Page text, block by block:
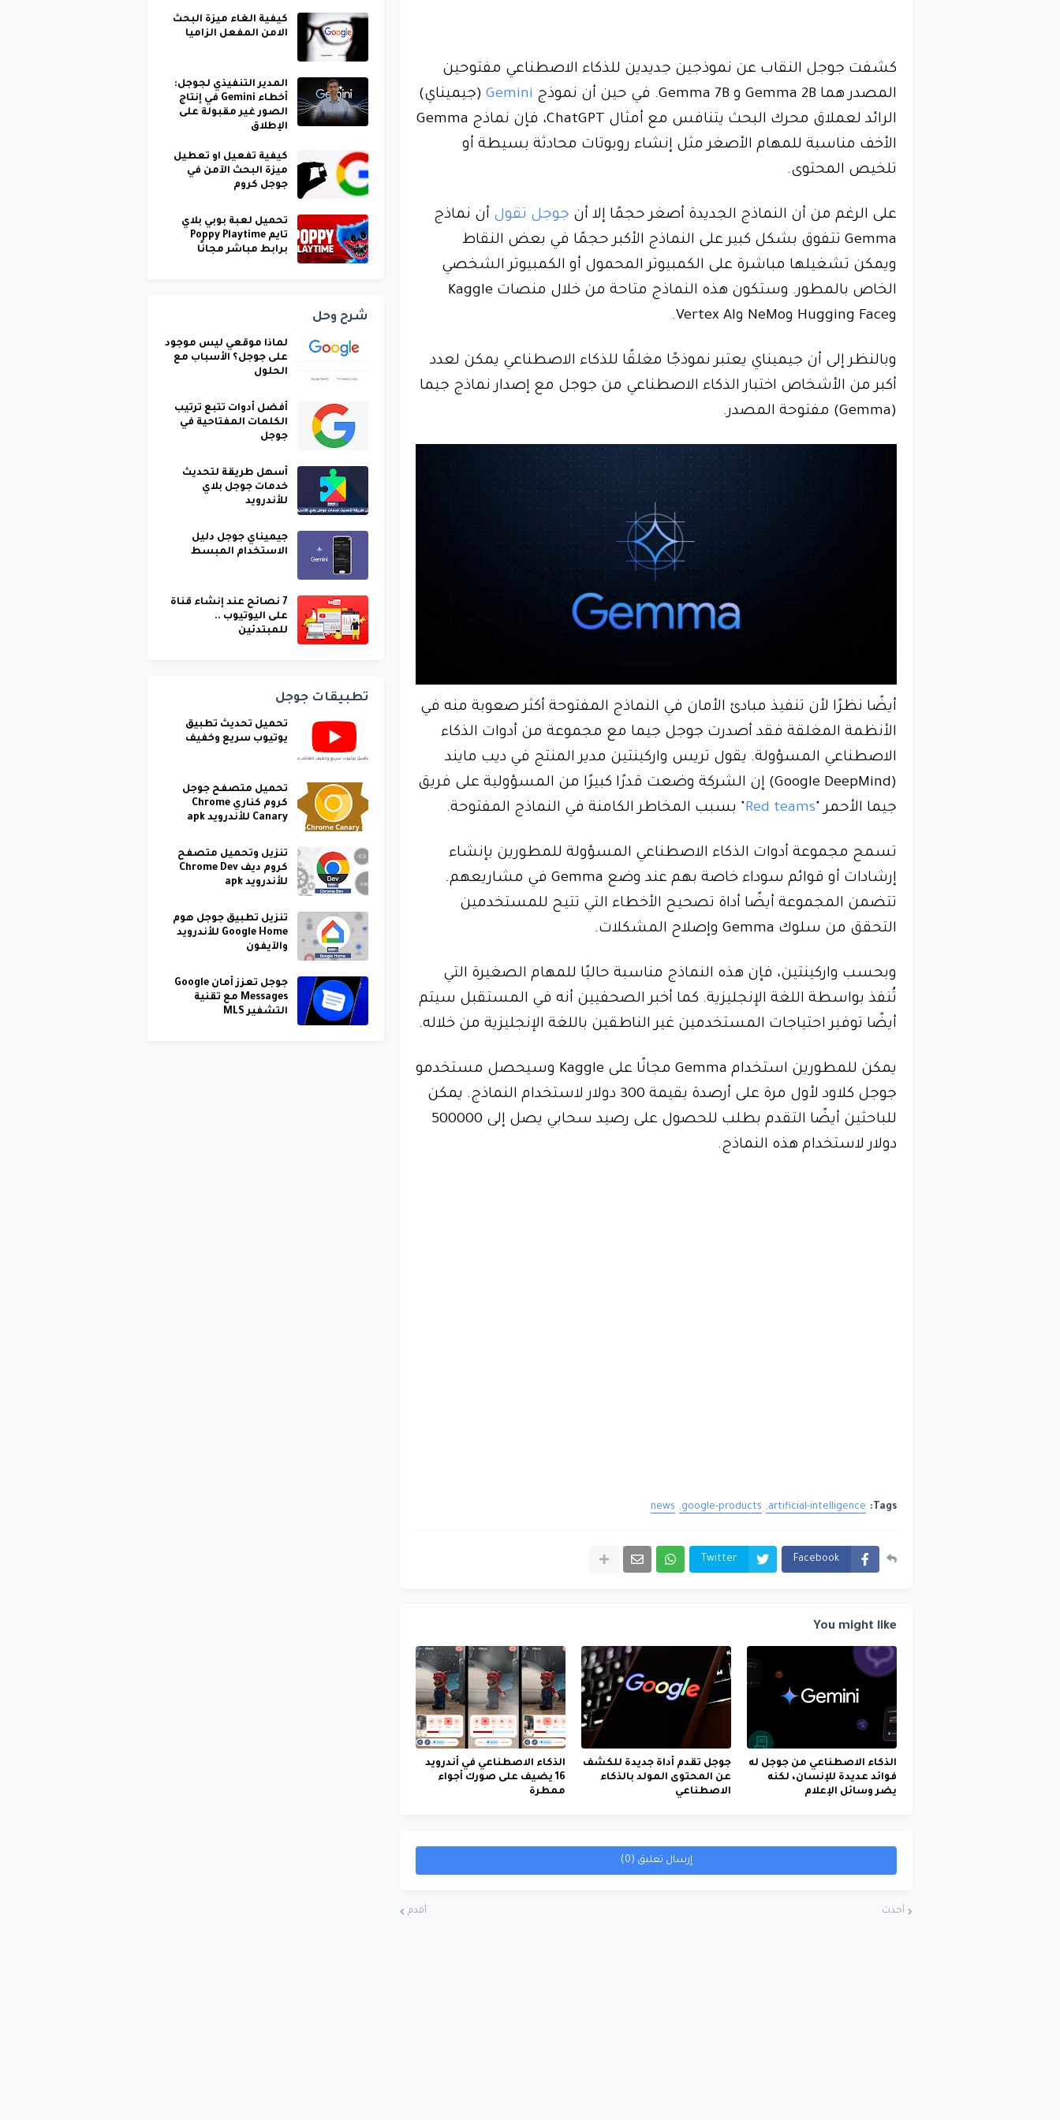
كشفت جوجل النقاب عن نموذجين جديدين للذكاء الاصطناعي مفتوحين
المصدر هما Gemma 2B و Gemma 7B. في حين أن نموذج
Gemini (جيميناي)
الرائد لعملاق محرك البحث يتنافس مع أمثال ChatGPT، فإن نماذج Gemma
الأخف مناسبة للمهام الأصغر مثل إنشاء روبوتات محادثة بسيطة أو
تلخيص المحتوى.
على الرغم من أن النماذج الجديدة أصغر حجمًا إلا أن جوجل تقول أن نماذج
Gemma تتفوق بشكل كبير على النماذج الأكبر حجمًا في بعض النقاط
ويمكن تشغيلها مباشرة على الكمبيوتر المحمول أو الكمبيوتر الشخصي
الخاص بالمطور. وستكون هذه النماذج متاحة من خلال منصات Kaggle
وHugging Face وNeMo وVertex AI.
وبالنظر إلى أن جيميناي يعتبر نموذجًا مغلقًا للذكاء الاصطناعي يمكن لعدد
أكبر من الأشخاص اختبار الذكاء الاصطناعي من جوجل مع إصدار نماذج جيما
(Gemma) مفتوحة المصدر.
أيضًا نظرًا لأن تنفيذ مبادئ الأمان في النماذج المفتوحة أكثر صعوبة منه في
الأنظمة المغلقة فقد أصدرت جوجل جيما مع مجموعة من أدوات الذكاء
الاصطناعي المسؤولة. يقول تريس واركينتين مدير المنتج في ديب مايند
(Google DeepMind) إن الشركة وضعت قدرًا كبيرًا من المسؤولية على فريق
جيما الأحمر "Red teams" بسبب المخاطر الكامنة في النماذج المفتوحة.
تسمح مجموعة أدوات الذكاء الاصطناعي المسؤولة للمطورين بإنشاء
إرشادات أو قوائم سوداء خاصة بهم عند وضع Gemma في مشاريعهم.
تتضمن المجموعة أيضًا أداة تصحيح الأخطاء التي تتيح للمستخدمين
التحقق من سلوك Gemma وإصلاح المشكلات.
وبحسب واركينتين، فإن هذه النماذج مناسبة حاليًا للمهام الصغيرة التي
تُنفذ بواسطة اللغة الإنجليزية. كما أخبر الصحفيين أنه في المستقبل سيتم
أيضًا توفير احتياجات المستخدمين غير الناطقين باللغة الإنجليزية من خلاله.
يمكن للمطورين استخدام Gemma مجانًا على Kaggle وسيحصل مستخدمو
جوجل كلاود لأول مرة على أرصدة بقيمة 300 دولار لاستخدام النماذج. يمكن
للباحثين أيضًا التقدم بطلب للحصول على رصيد سحابي يصل إلى 500000
دولار لاستخدام هذه النماذج.
Tags:
artificial-intelligence
google-products
news
Facebook
Twitter
You might like
الذكاء الاصطناعي من جوجل له
فوائد عديدة للإنسان، لكنه
يضر وسائل الإعلام
جوجل تقدم أداة جديدة للكشف
عن المحتوى المولد بالذكاء
الاصطناعي
الذكاء الاصطناعي في أندرويد
16 يضيف على صورك أجواء
ممطرة
إرسال تعليق (0)
أحدث أقدم
كيفية الغاء ميزة البحث
الامن المفعل الزاميا
المدير التنفيذي لجوجل:
أخطاء Gemini في إنتاج
الصور غير مقبولة على
الإطلاق
كيفية تفعيل او تعطيل
ميزة البحث الآمن في
جوجل كروم
تحميل لعبة بوبي بلاي
تايم Poppy Playtime
برابط مباشر مجانًا
شرح وحل
لماذا موقعي ليس موجود
على جوجل؟ الأسباب مع
الحلول
أفضل أدوات تتبع ترتيب
الكلمات المفتاحية في
جوجل
أسهل طريقة لتحديث
خدمات جوجل بلاي
للأندرويد
جيميناي جوجل دليل
الاستخدام المبسط
7 نصائح عند إنشاء قناة
على اليوتيوب ..
للمبتدئين
تطبيقات جوجل
تحميل تحديث تطبيق
يوتيوب سريع وخفيف
تحميل متصفح جوجل
كروم كناري Chrome
Canary للأندرويد apk
تنزيل وتحميل متصفح
كروم ديف Chrome Dev
للأندرويد apk
تنزيل تطبيق جوجل هوم
Google Home للأندرويد
والآيفون
جوجل تعزز أمان Google
Messages مع تقنية
التشفير MLS